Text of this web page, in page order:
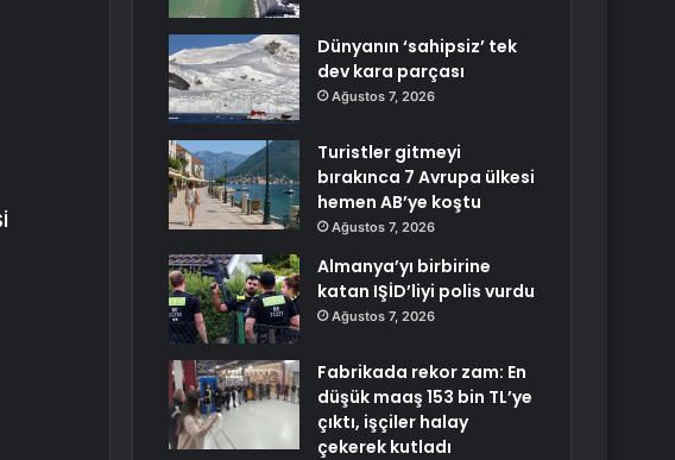
Dünyanın ‘sahipsiz’ tek
dev kara parçası
Ağustos 7, 2026
Turistler gitmeyi
bırakınca 7 Avrupa ülkesi
hemen AB’ye koştu
Ağustos 7, 2026
Almanya’yı birbirine
katan IŞİD’liyi polis vurdu
Ağustos 7, 2026
Fabrikada rekor zam: En
düşük maaş 153 bin TL’ye
çıktı, işçiler halay
çekerek kutladı